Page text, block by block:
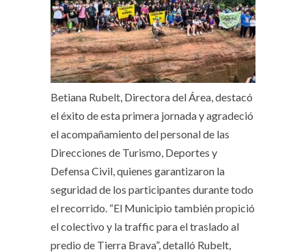
Betiana Rubelt, Directora del Área, destacó
el éxito de esta primera jornada y agradeció
el acompañamiento del personal de las
Direcciones de Turismo, Deportes y
Defensa Civil, quienes garantizaron la
seguridad de los participantes durante todo
el recorrido. “El Municipio también propició
el colectivo y la traffic para el traslado al
predio de Tierra Brava”, detalló Rubelt,